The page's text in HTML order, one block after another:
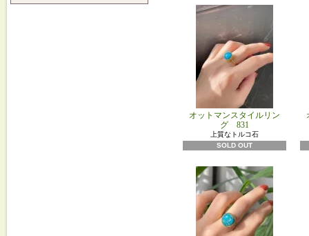
オットマンスタイルリン
グ 831
上質なトルコ石
SOLD OUT